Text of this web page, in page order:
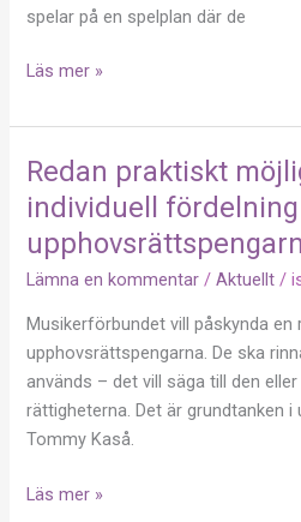
spelar på en spelplan där de
Läs mer »
Redan praktiskt
individuell
Lämna en kommentar /Aktuellt /
Musikerförbundet vill påskynda
upphovsrättspengarna. De ska
används – det vill säga till den
rättigheterna. Det är grundtanken
Tommy Kaså.
Redan
praktiskt
möjligt
med
individuell
upphovsrättspengarna
Läs mer »